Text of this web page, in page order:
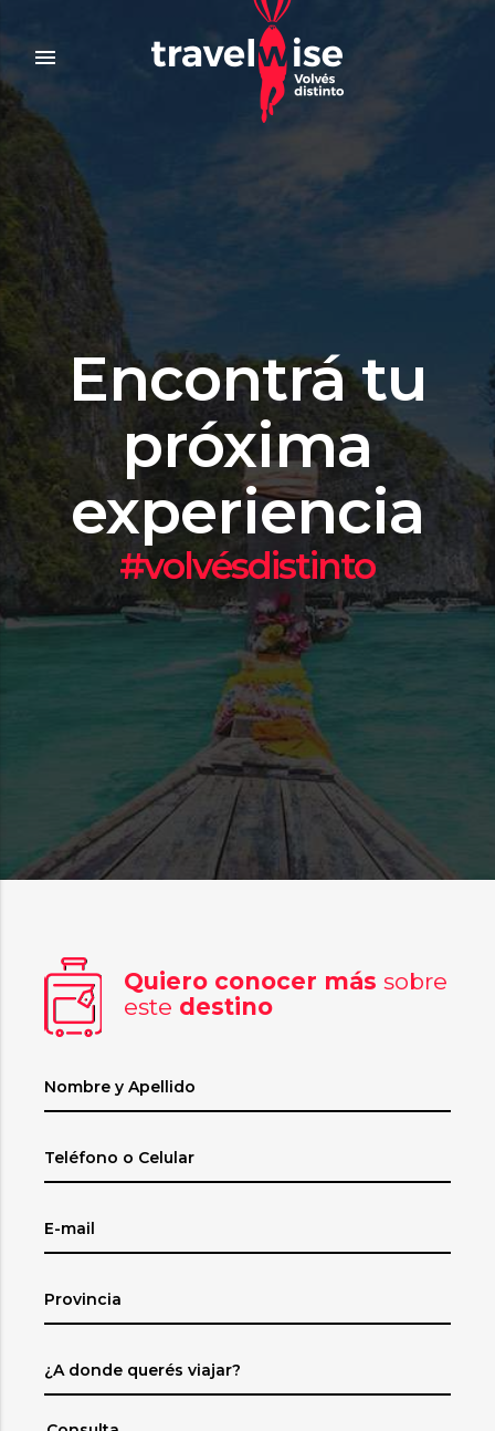
menu
Encontrá tu
próxima
experiencia
#volvésdistinto
Quiero conocer más sobre
este destino